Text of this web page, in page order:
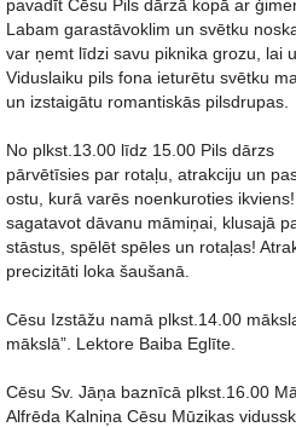
pavadīt Cēsu Pils dārzā kopā ar
Labam garastāvoklim un svētku
var ņemt līdzi savu piknika grozu, lai
Viduslaiku pils fona ieturētu svētku
un izstaigātu romantiskās pilsdrupas.
No plkst.13.00 līdz 15.00 Pils dārzs
pārvētīsies par rotaļu, atrakciju un
ostu, kurā varēs noenkuroties
sagatavot dāvanu māmiņai, klusajā
stāstus, spēlēt spēles un rotaļas!
precizitāti loka šaušanā.
Cēsu Izstāžu namā plkst.14.00
mākslā”. Lektore Baiba Eglīte.
Cēsu Sv. Jāņa baznīcā plkst.16.00
Alfrēda Kalniņa Cēsu Mūzikas